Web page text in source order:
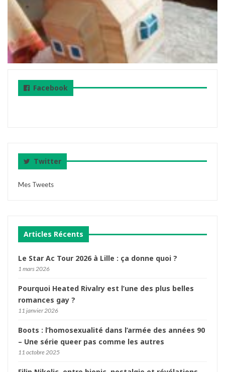
Facebook
Twitter
Mes Tweets
Articles Récents
Le Star Ac Tour 2026 à Lille : ça donne quoi ?
1 mars 2026
Pourquoi Heated Rivalry est l’une des plus belles
romances gay ?
11 janvier 2026
Boots : l’homosexualité dans l’armée des années 90
– Une série queer pas comme les autres
11 octobre 2025